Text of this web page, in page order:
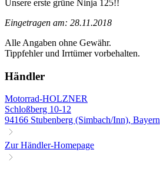
Unsere erste grüne Ninja 125!!
Eingetragen am: 28.11.2018
Alle Angaben ohne Gewähr.
Tippfehler und Irrtümer vorbehalten.
Händler
Motorrad-HOLZNER
Schloßberg 10-12
94166 Stubenberg (Simbach/Inn), Bayern
Zur Händler-Homepage